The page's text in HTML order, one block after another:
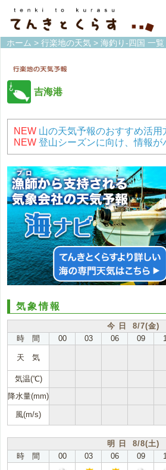
ホーム > 行楽地の天気 > 海釣り-四国 一覧
吉海港
NEW 山の天気予報のおすすめ活用
NEW 登山シーズンに向け、情報が
気象情報
今 日 8/7(金)
時 間
00 03 06 09
天 気
気温(℃)
降水量(mm)
風(m/s)
明 日 8/8(土)
時 間
00 03 06 09